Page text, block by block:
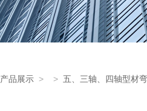
产品展示 > > 五、三轴、四轴型材